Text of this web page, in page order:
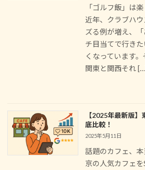
「ゴルフ飯」は
近年、クラブハ
ズる例が増え、
チ目当てで行き
くなっています。
関東と関西それ
【2025年最新版
底比較！
2025年5月11日
話題のカフェ、
京の人気カフェ